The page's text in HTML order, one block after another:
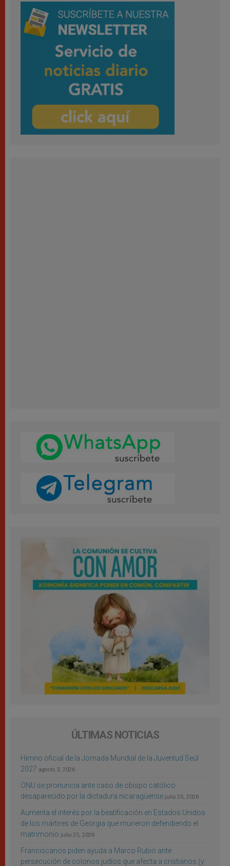
ÚLTIMAS NOTICIAS
Himno oficial de la Jornada Mundial de la Juventud Seúl
2027 agosto 3, 2026
ONU se pronuncia ante caso de obispo católico
desaparecido por la dictadura nicaragüense julio 25, 2026
Aumenta el interés por la beatificación en Estados Unidos
de los mártires de Georgia que murieron defendiendo el
matrimonio julio 25, 2026
Franciscanos piden ayuda a Marco Rubio ante
persecución de colonos judíos que afecta a cristianos (y